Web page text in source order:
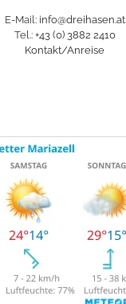
E-Mail: info@dreihasen.at
Tel.: +43 (0) 3882 2410
Kontakt/Anreise